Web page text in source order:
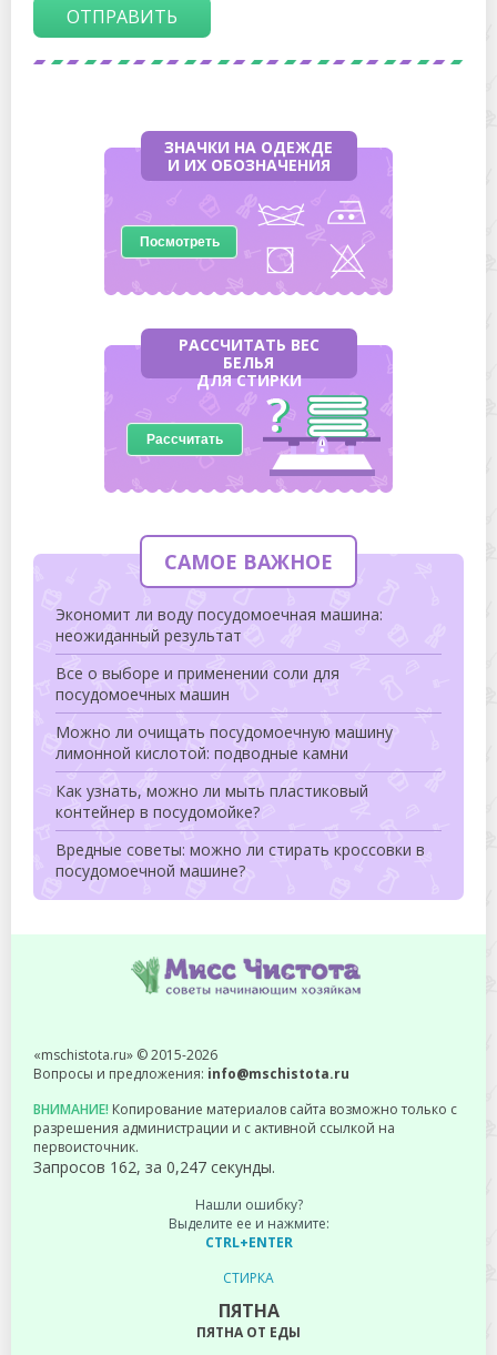
ОТПРАВИТЬ
ЗНАЧКИ НА ОДЕЖДЕ
И ИХ ОБОЗНАЧЕНИЯ
Посмотреть
РАССЧИТАТЬ ВЕС
БЕЛЬЯ
ДЛЯ СТИРКИ
Рассчитать
САМОЕ ВАЖНОЕ
Экономит ли воду посудомоечная машина:
неожиданный результат
Все о выборе и применении соли для
посудомоечных машин
Можно ли очищать посудомоечную машину
лимонной кислотой: подводные камни
Как узнать, можно ли мыть пластиковый
контейнер в посудомойке?
Вредные советы: можно ли стирать кроссовки в
посудомоечной машине?
«mschistota.ru» © 2015-2026
Вопросы и предложения: info@mschistota.ru
ВНИМАНИЕ! Копирование материалов сайта возможно только с
разрешения администрации и с активной ссылкой на
первоисточник.
Запросов 162, за 0,247 секунды.
Нашли ошибку?
Выделите ее и нажмите:
CTRL+ENTER
СТИРКА
ПЯТНА
ПЯТНА ОТ ЕДЫ